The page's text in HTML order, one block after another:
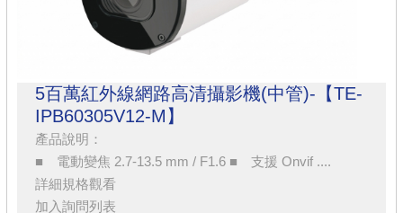
5百萬紅外線網路高清攝影機(中管)-【TE-
IPB60305V12-M】
產品說明：
■ 電動變焦 2.7-13.5 mm / F1.6 ■ 支援 Onvif ....
詳細規格觀看
加入詢問列表